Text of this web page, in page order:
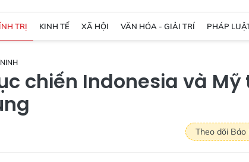
TRỊ KINH TẾ XÃ HỘI VĂN HÓA - GIẢI TRÍ PHÁP
chiến Indonesia và Mỹ
Theo dõi